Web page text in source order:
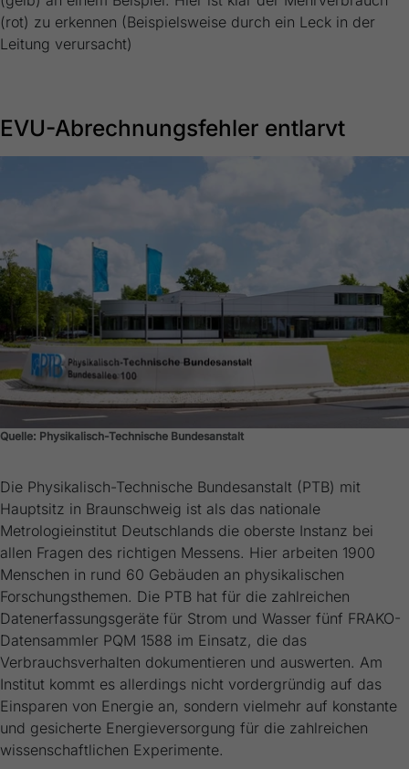
(rot) zu erkennen (Beispielsweise durch ein Leck in der
Leitung verursacht)
EVU-Abrechnungsfehler entlarvt
Quelle: Physikalisch-Technische Bundesanstalt
Die Physikalisch-Technische Bundesanstalt (PTB) mit
Hauptsitz in Braunschweig ist als das nationale
Metrologieinstitut Deutschlands die oberste Instanz bei
allen Fragen des richtigen Messens. Hier arbeiten 1900
Menschen in rund 60 Gebäuden an physikalischen
Forschungsthemen. Die PTB hat für die zahlreichen
Datenerfassungsgeräte für Strom und Wasser fünf FRAKO-
Datensammler PQM 1588 im Einsatz, die das
Verbrauchsverhalten dokumentieren und auswerten. Am
Institut kommt es allerdings nicht vordergründig auf das
Einsparen von Energie an, sondern vielmehr auf konstante
und gesicherte Energieversorgung für die zahlreichen
wissenschaftlichen Experimente.